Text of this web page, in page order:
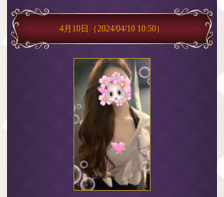
4月10日 （2024/04/10 10:50）